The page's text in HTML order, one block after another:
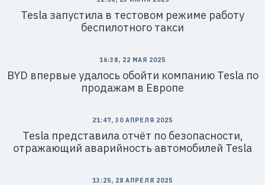
Tesla запустила в тестовом режиме работу
беспилотного такси
16:38, 22 МАЯ 2025
BYD впервые удалось обойти компанию Tesla по
продажам в Европе
21:47, 30 АПРЕЛЯ 2025
Tesla представила отчёт по безопасности,
отражающий аварийность автомобилей Tesla
13:25, 28 АПРЕЛЯ 2025